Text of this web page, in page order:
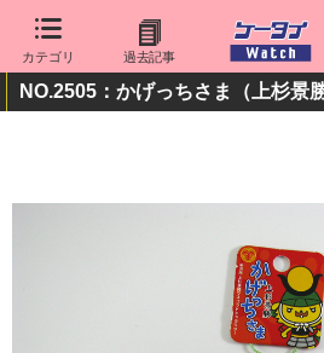
カテゴリ 過去記事
NO.2505：かげっちさま（上杉景